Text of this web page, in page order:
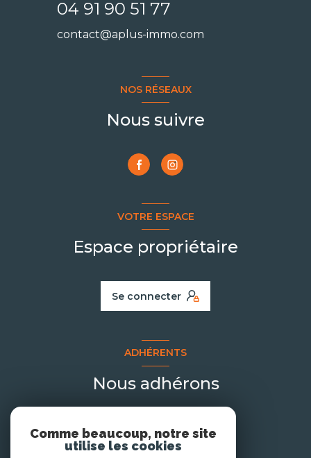
04 91 90 51 77
contact@aplus-immo.com
NOS RÉSEAUX
Nous suivre
VOTRE ESPACE
Espace propriétaire
Se connecter
ADHÉRENTS
Nous adhérons
Comme beaucoup, notre site
utilise les cookies